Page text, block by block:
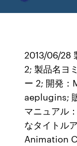
2013/06/28
2; 製品名ヨ
ー 2; 開発
aeplugins;
マニュアル
なタイトル
Animation